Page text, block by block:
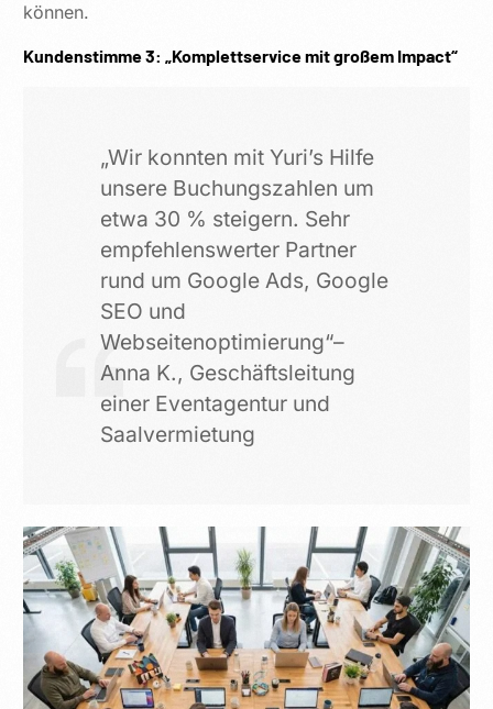
können.
Kundenstimme 3: „Komplettservice mit großem Impact“
„Wir konnten mit Yuri’s Hilfe
unsere Buchungszahlen um
etwa 30 % steigern. Sehr
empfehlenswerter Partner
rund um Google Ads, Google
SEO und
Webseitenoptimierung“–
Anna K., Geschäftsleitung
einer Eventagentur und
Saalvermietung